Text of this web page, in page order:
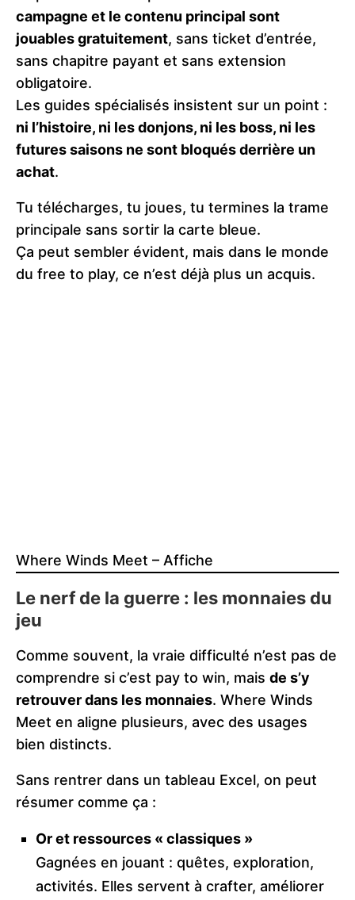
campagne et le contenu principal sont
jouables gratuitement, sans ticket d’entrée,
sans chapitre payant et sans extension
obligatoire.
Les guides spécialisés insistent sur un point :
ni l’histoire, ni les donjons, ni les boss, ni les
futures saisons ne sont bloqués derrière un
achat.
Tu télécharges, tu joues, tu termines la trame
principale sans sortir la carte bleue.
Ça peut sembler évident, mais dans le monde
du free to play, ce n’est déjà plus un acquis.
Where Winds Meet – Affiche
Le nerf de la guerre : les monnaies du
jeu
Comme souvent, la vraie difficulté n’est pas de
comprendre si c’est pay to win, mais de s’y
retrouver dans les monnaies. Where Winds
Meet en aligne plusieurs, avec des usages
bien distincts.
Sans rentrer dans un tableau Excel, on peut
résumer comme ça :
Or et ressources « classiques »
Gagnées en jouant : quêtes, exploration,
activités. Elles servent à crafter, améliorer